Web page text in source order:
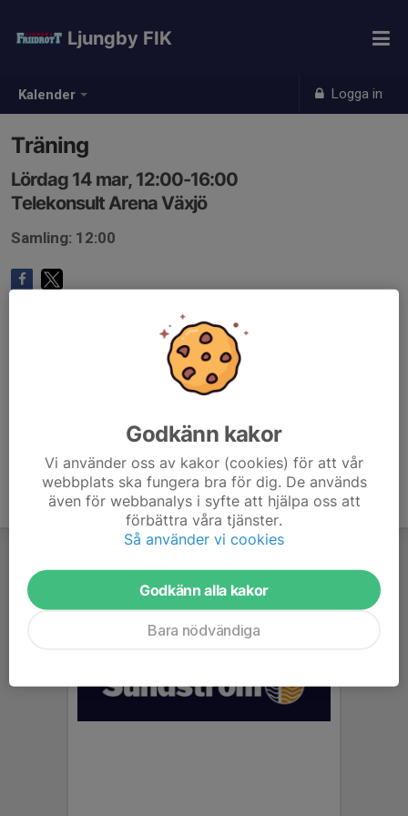
Kalender Logga in
Ljungby FIK
Träning
Lördag 14 mar, 12:00-16:00
Telekonsult Arena Växjö
Samling: 12:00
Godkänn kakor
Vi använder oss av kakor (cookies) för att vår
webbplats ska fungera bra för dig. De används
även för webbanalys i syfte att hjälpa oss att
förbättra våra tjänster.
Så använder vi cookies
Godkänn alla kakor
Bara nödvändiga